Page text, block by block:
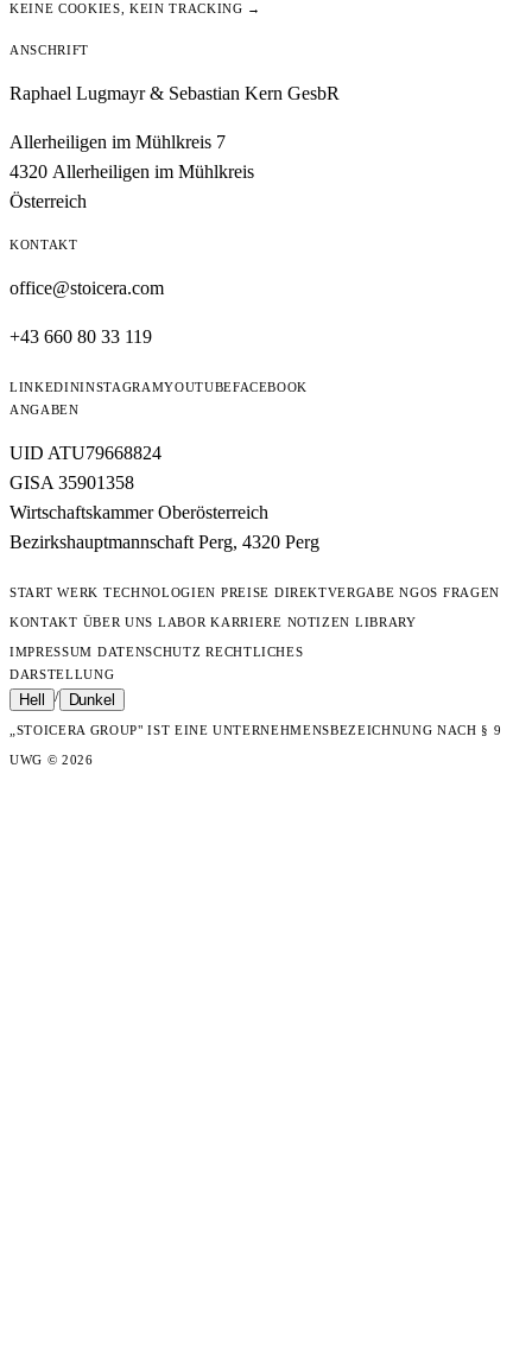
KEINE COOKIES, KEIN TRACKING →
ANSCHRIFT
Raphael Lugmayr & Sebastian Kern GesbR
Allerheiligen im Mühlkreis 7
4320 Allerheiligen im Mühlkreis
Österreich
KONTAKT
office@stoicera.com
+43 660 80 33 119
LINKEDININSTAGRAMYOUTUBEFACEBOOK
ANGABEN
UID ATU79668824
GISA 35901358
Wirtschaftskammer Oberösterreich
Bezirkshauptmannschaft Perg, 4320 Perg
START WERK TECHNOLOGIEN PREISE DIREKTVERGABE NGOS FRAGEN
KONTAKT ÜBER UNS LABOR KARRIERE NOTIZEN LIBRARY
IMPRESSUM DATENSCHUTZ RECHTLICHES
DARSTELLUNG
Hell / Dunkel
„STOICERA GROUP" IST EINE UNTERNEHMENSBEZEICHNUNG NACH § 9
UWG © 2026